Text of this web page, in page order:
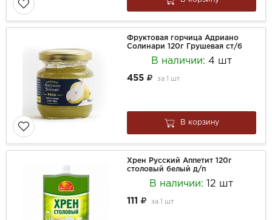
Фруктовая горчица Адриано
Солинари 120г Грушевая ст/б
В наличии: 4 шт
455 за 1 шт
В корзину
Хрен Русский Аппетит 120г
столовый белый д/п
В наличии: 12 шт
111 за 1 шт